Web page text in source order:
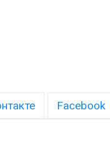
Facebook